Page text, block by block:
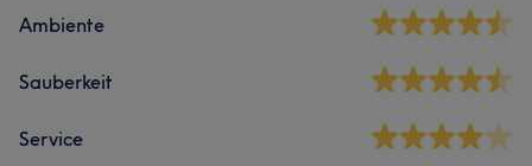
Ambiente
Sauberkeit
Service